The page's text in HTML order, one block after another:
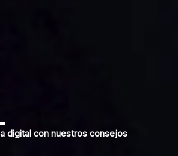
digital con nuestros consejos